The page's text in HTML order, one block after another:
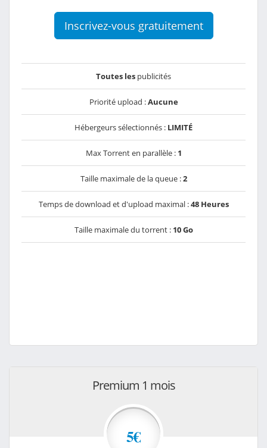
Inscrivez-vous gratuitement
Toutes les publicités
Priorité upload :Aucune
Hébergeurs sélectionnés : LIMITÉ
Max Torrent en parallèle : 1
Taille maximale de la queue :2
Temps de download et d'upload maximal :48 Heures
Taille maximale du torrent : 10 Go
Premium 1 mois
5€